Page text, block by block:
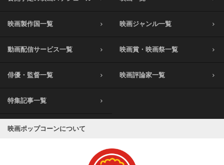
映画製作国一覧 映画ジャンル一覧
動画配信サービス一覧 映画賞・映画祭一覧
俳優・監督一覧 映画評論家一覧
特集記事一覧
映画ポップコーンについて